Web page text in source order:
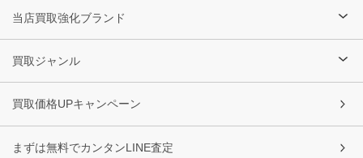
当店買取強化ブランド
買取ジャンル
買取価格UPキャンペーン
まずは無料でカンタンLINE査定